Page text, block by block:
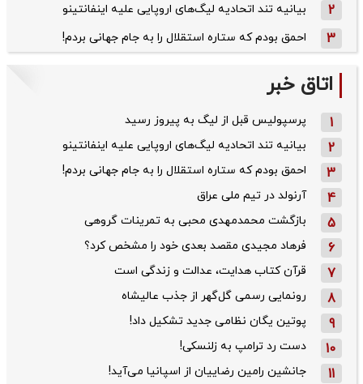
2 بیانیه تند اتحادیه لیگ‌های اروپایی علیه اینفانتینو
3 احمق بودم که ستاره استقلال را به جام جهانی بردم!
اتاق خبر
1 پرسپولیس قبل از لیگ به پیروز رسید
2 بیانیه تند اتحادیه لیگ‌های اروپایی علیه اینفانتینو
3 احمق بودم که ستاره استقلال را به جام جهانی بردم!
4 آرنولد در تیم ملی عراق
5 بازگشت محمدمهدی محبی به تمرینات گروهی
6 فرهاد مجیدی مقصد بعدی خود را مشخص کرد؟
7 قرآن کتاب هدایت، عدالت و زندگی است
8 رونمایی رسمی گل‌گهر از جذب عالیشاه
9 پوتین یگان نظامی جدید تشکیل داد!
10 دست رد ترامپ به زلنسکی!
11 جانشین رامین رضاییان از اسپانیا می‌آید!